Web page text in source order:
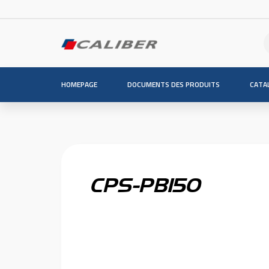
HOMEPAGE DOCUMENTS DES PRODUITS
CPS-PB150